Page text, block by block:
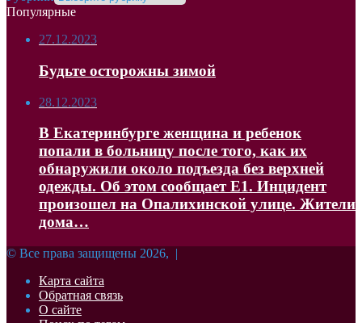
Популярные
27.12.2023
Будьте осторожны зимой
28.12.2023
В Екатеринбурге женщина и ребенок
попали в больницу после того, как их
обнаружили около подъезда без верхней
одежды. Об этом сообщает Е1. Инцидент
произошел на Опалихинской улице. Жители
дома…
© Все права защищены 2026, |
Карта сайта
Обратная связь
О сайте